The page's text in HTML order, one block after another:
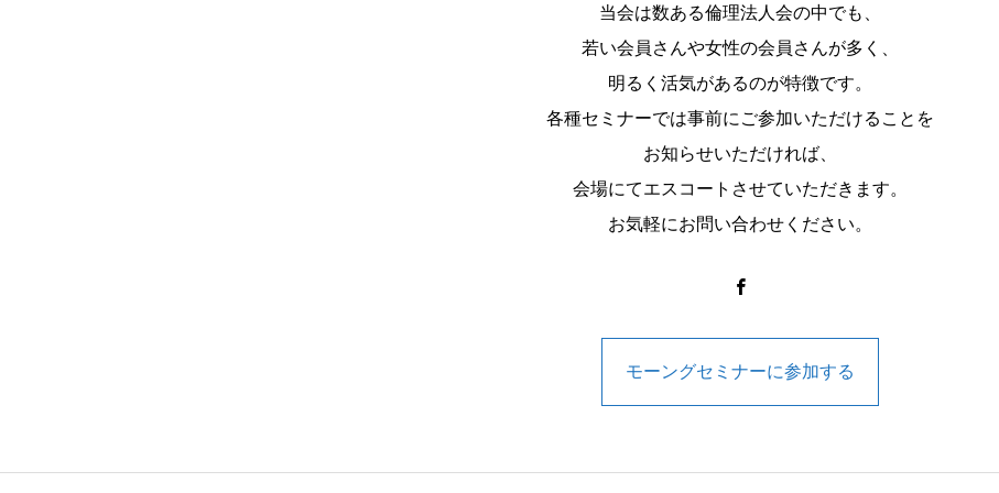
当会は数ある倫理法人会の中でも、
若い会員さんや女性の会員さんが多く、
明るく活気があるのが特徴です。
各種セミナーでは事前にご参加いただけることを
お知らせいただければ、
会場にてエスコートさせていただきます。
お気軽にお問い合わせください。
モーングセミナーに参加する